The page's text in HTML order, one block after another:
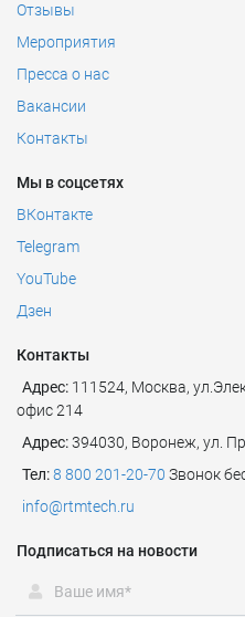
Отзывы
Мероприятия
Пресса о нас
Вакансии
Контакты
Мы в соцсетях
ВКонтакте
Telegram
YouTube
Дзен
Контакты
Адрес: 111524, Москва,
офис 214
Адрес:394030, Воронеж, ул.
Тел:8 800 201-20-70 Звонок
info@rtmtech.ru
Подписаться на новости